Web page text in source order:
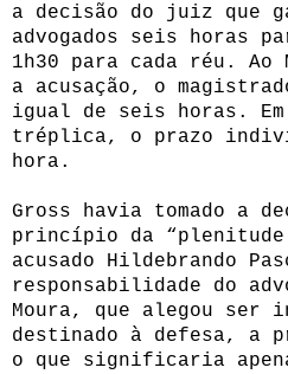
a decisão do juiz que
advogados seis horas
1h30 para cada réu. Ao
a acusação, o
igual de seis horas.
tréplica, o prazo
hora.
Gross havia tomado a
princípio da “plenitude
acusado Hildebrando
responsabilidade do
Moura, que alegou ser
destinado à defesa, a
o que significaria